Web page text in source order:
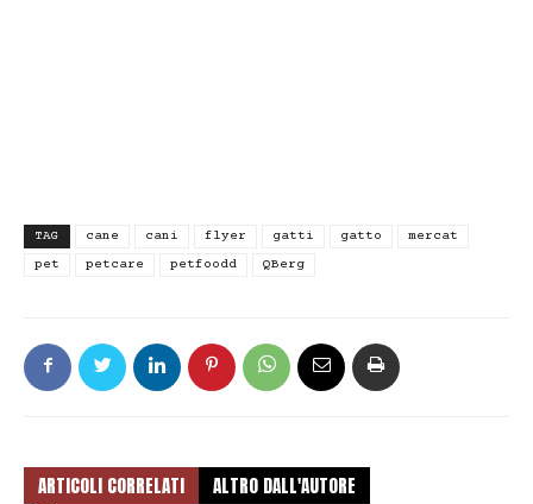
TAG cane cani flyer gatti gatto
mercat
pet
petcare petfoodd QBerg
ARTICOLI CORRELATI ALTRO DALL'AUTORE